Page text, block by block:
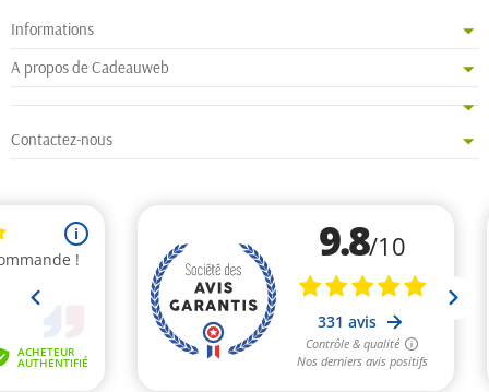
Informations
A propos de Cadeauweb
Contactez-nous